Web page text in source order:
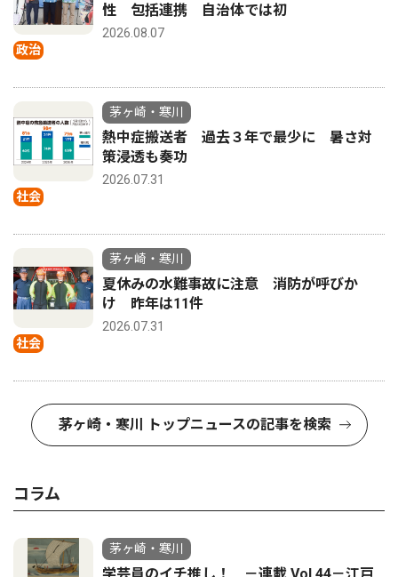
政治
性 包括連携 自治体では初
2026.08.07
社会
茅ヶ崎・寒川
熱中症搬送者 過去３年で最少に 暑さ対
策浸透も奏功
2026.07.31
社会
茅ヶ崎・寒川
夏休みの水難事故に注意 消防が呼びか
け 昨年は11件
2026.07.31
茅ヶ崎・寒川 トップニュースの記事を検索
コラム
茅ヶ崎・寒川